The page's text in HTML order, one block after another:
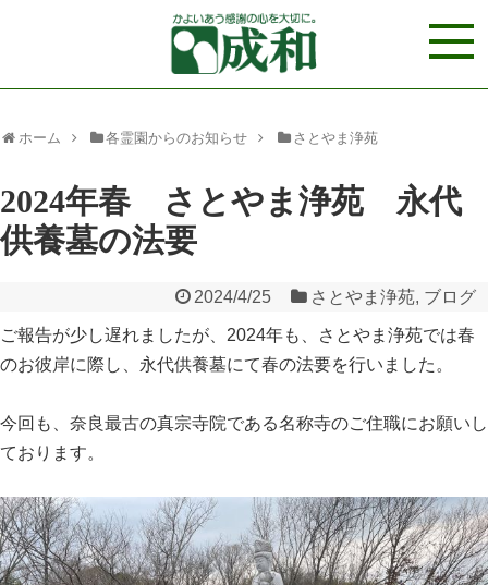
ホーム 各霊園からのお知らせ さとやま浄苑
2024年春 さとやま浄苑 永代
供養墓の法要
2024/4/25 さとやま浄苑, ブログ
ご報告が少し遅れましたが、2024年も、さとやま浄苑では春
のお彼岸に際し、永代供養墓にて春の法要を行いました。
今回も、奈良最古の真宗寺院である名称寺のご住職にお願いし
ております。